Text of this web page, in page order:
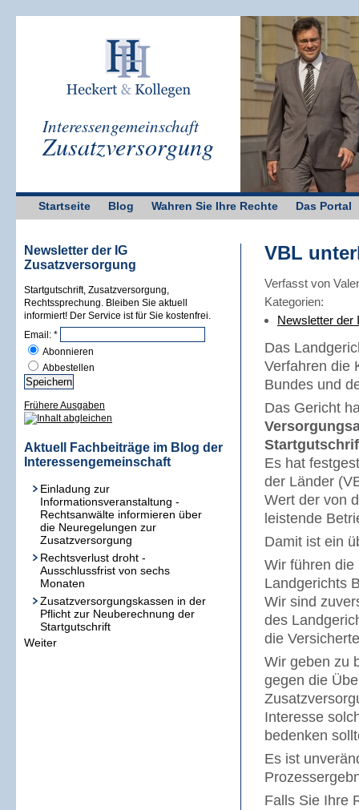
Interessengemeinschaft
Zusatzversorgung
Startseite Blog Wahren Sie Ihre Rechte Das Portal
Newsletter der IG
Zusatzversorgung
Startgutschrift, Zusatzversorgung,
Rechtssprechung. Bleiben Sie aktuell
informiert! Der Service ist für Sie kostenfrei.
Email: *
Abonnieren
Abbestellen
Frühere Ausgaben
Aktuell Fachbeiträge im Blog der
Interessengemeinschaft
Einladung zur
Informationsveranstaltung -
Rechtsanwälte informieren über
die Neuregelungen zur
Zusatzversorgung
Rechtsverlust droht -
Ausschlussfrist von sechs
Monaten
Zusatzversorgungskassen in der
Pflicht zur Neuberechnung der
Startgutschrift
Weiter
VBL
Verfasst von
Kategorien:
Newsletter der
Das
Verfahren die
Bundes und
Das Gericht
Es hat
der Länder
Wert der von
leistende
Damit ist ein
Wir führen die
Landgerichts
Wir sind
des
die
Wir geben zu
gegen die
Interesse
bedenken
Es ist
Falls Sie Ihre